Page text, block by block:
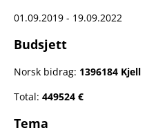
01.09.2019 - 19.09.2022
Budsjett
Norsk bidrag: 1396184 Kjell
Total: 449524 €
Tema